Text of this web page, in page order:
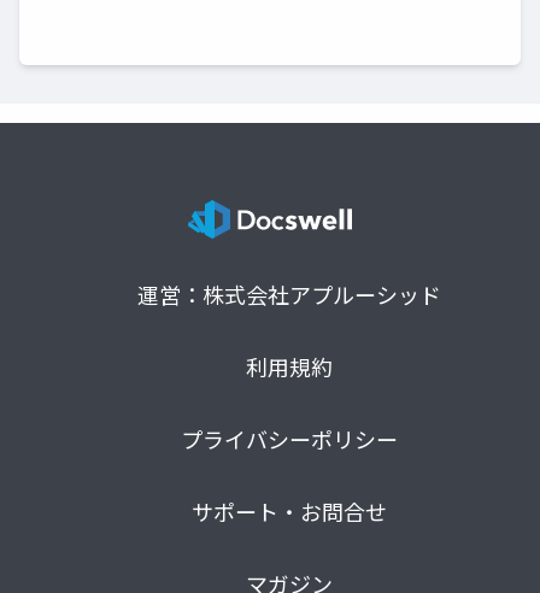
運営：株式会社アプルーシッド
利用規約
プライバシーポリシー
サポート・お問合せ
マガジン